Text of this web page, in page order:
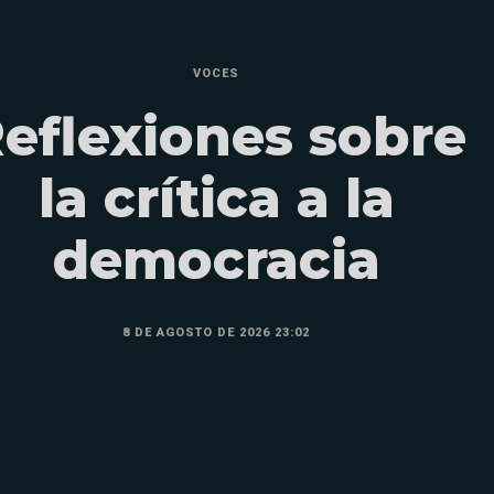
VOCES
sobre
la crítica a la
democracia
8 DE AGOSTO DE 2026 23:02